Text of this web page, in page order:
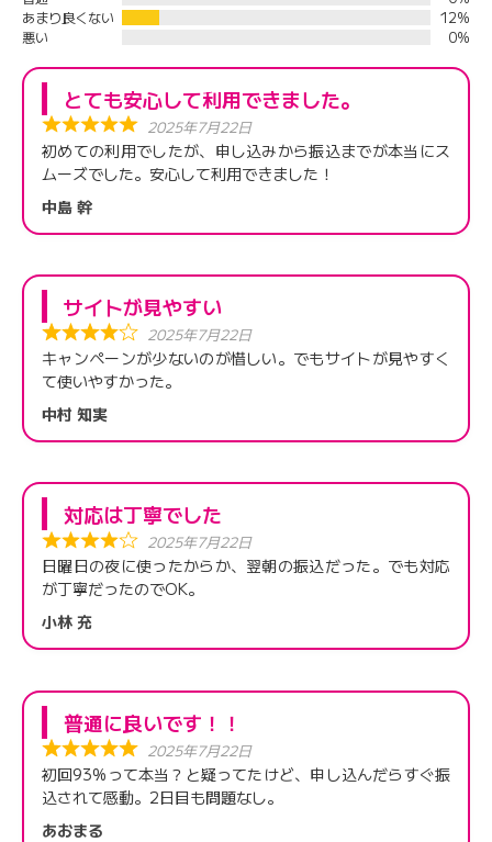
あまり良くない
12%
悪い
0%
とても安心して利用できました。
2025年7月22日
初めての利用でしたが、申し込みから振込までが本当にス
ムーズでした。安心して利用できました！
中島 幹
サイトが見やすい
2025年7月22日
キャンペーンが少ないのが惜しい。でもサイトが見やすく
て使いやすかった。
中村 知実
対応は丁寧でした
2025年7月22日
日曜日の夜に使ったからか、翌朝の振込だった。でも対応
が丁寧だったのでOK。
小林 充
普通に良いです！！
2025年7月22日
初回93%って本当？と疑ってたけど、申し込んだらすぐ振
込されて感動。2日目も問題なし。
あおまる